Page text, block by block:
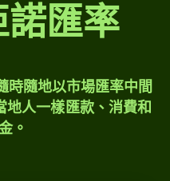
匯率
隨地以市場匯率中間
人一樣匯款、消費和
。